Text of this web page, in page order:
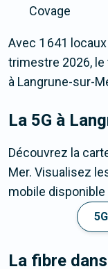
Covage
Avec 1 641
trimestre 2026, le
à Langrune-sur-
La 5G à
Découvrez la
Mer. Visualisez
mobile disponible
La fibre